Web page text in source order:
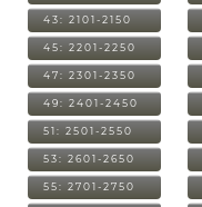
43: 2101-2150
45: 2201-2250
47: 2301-2350
49: 2401-2450
51: 2501-2550
53: 2601-2650
55: 2701-2750